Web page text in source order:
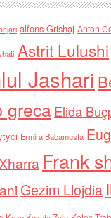
alfons Grishaj Anton
Astrit Lulushi
Jashari
grecaElida
Ermira Babamusta
Frank
Gezim Llojdia